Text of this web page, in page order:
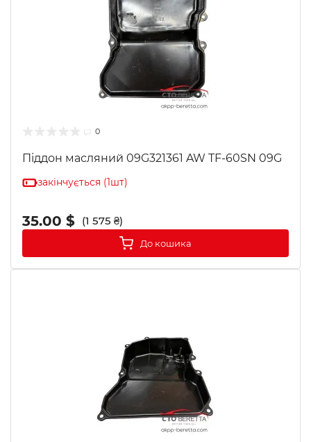
0
Піддон масляний 09G321361 AW TF-60SN 09G
закінчується (1шт)
35.00 $ (1 575 ₴)
До кошика